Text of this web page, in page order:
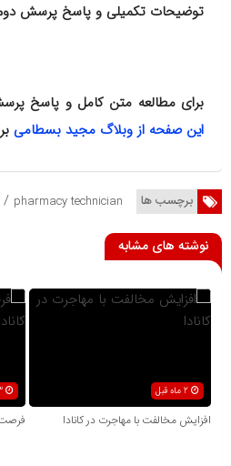
توضیحات تکمیلی و پاسخ پرسش
برای مطالعه متن کامل و پاسخ
این صفحه از وبلاگ مجید بسطامی
برچسب ها pharmacy technician
/
نوشته های مشابه
2 ماه قبل
افزایش مخالفت با مهاجرت در کانادا